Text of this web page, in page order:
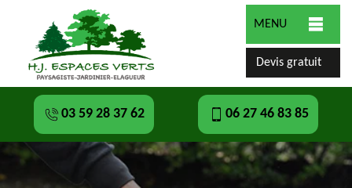
MENU
Devis gratuit
03 59 28 37 62 06 27 46 83 85